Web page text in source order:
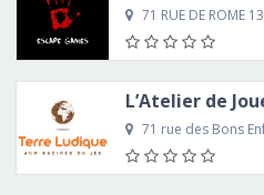
71 RUE DE ROME
L’Atelier de
71 rue des Bons